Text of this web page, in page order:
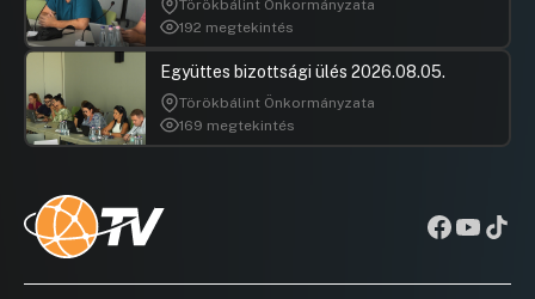
Törökbálint Önkormányzata
192 megtekintés
Együttes bizottsági ülés 2026.08.05.
Törökbálint Önkormányzata
169 megtekintés